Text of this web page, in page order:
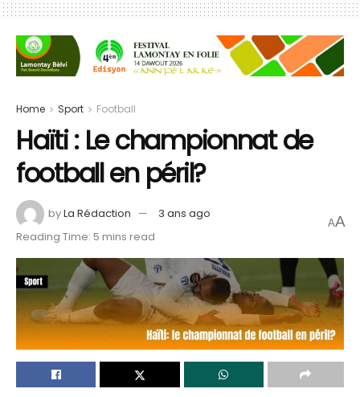
Home Sport Football
Haïti : Le championnat de
football en péril?
byLa Rédaction
3 ans ago
Reading Time: 5 mins read
AA